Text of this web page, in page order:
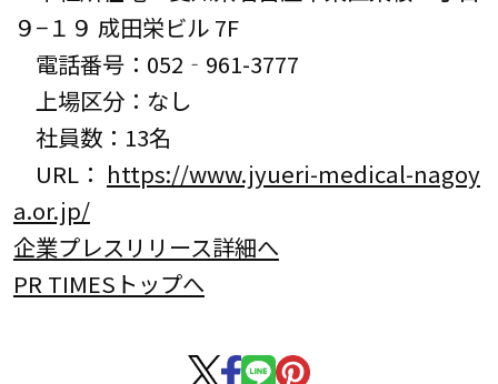
９−１９ 成田栄ビル 7F
電話番号：052‐961-3777
上場区分：なし
社員数：13名
URL： https://www.jyueri-medical-nagoy
a.or.jp/
企業プレスリリース詳細へ
PR TIMESトップへ